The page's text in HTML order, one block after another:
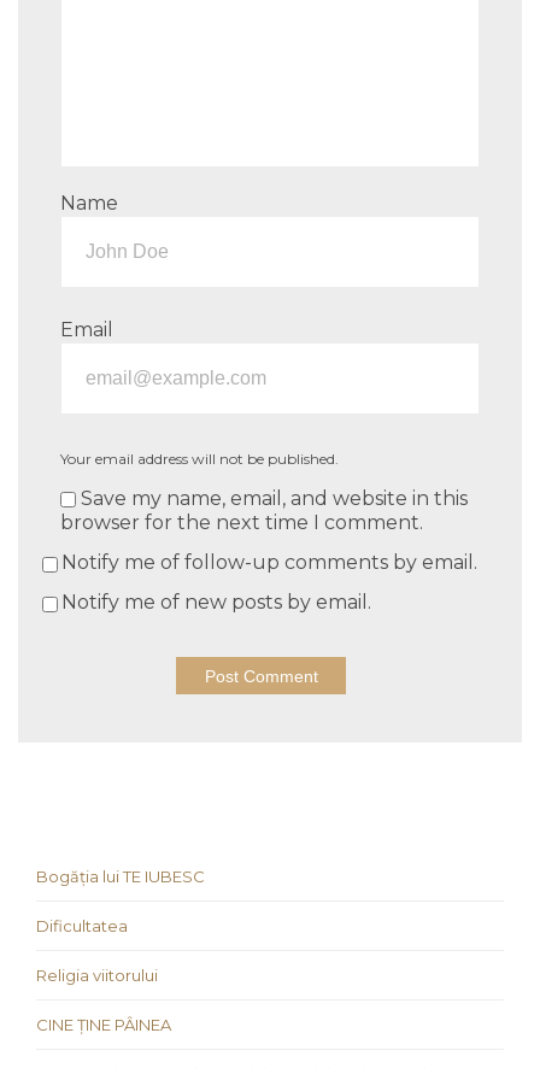
Name
Email
Your email address will not be published.
Save my name, email, and website in this
browser for the next time I comment.
Notify me of follow-up comments by email.
Notify me of new posts by email.
Bogăția lui TE IUBESC
Dificultatea
Religia viitorului
CINE ȚINE PÂINEA